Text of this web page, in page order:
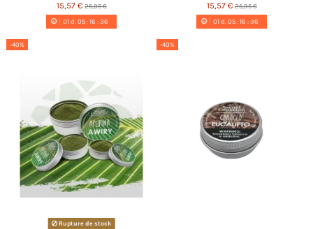
15,57 € 25,95 €
01d.05:16 :35
15,57 € 25,95 €
01d.05:16 :35
-40%
Rupture de stock
-40%